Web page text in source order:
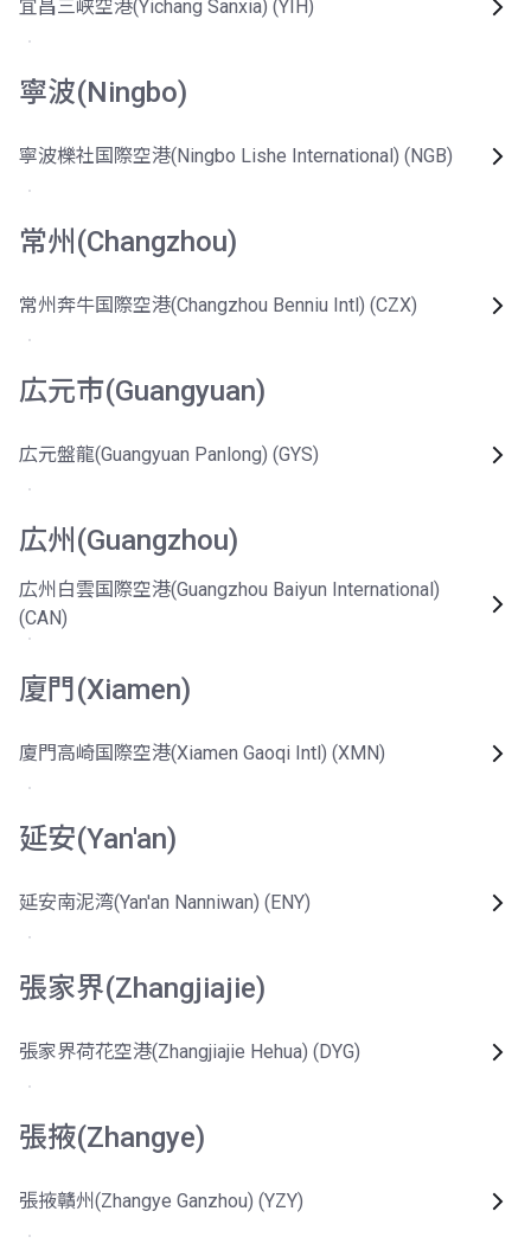
宜昌三峡空港(Yichang Sanxia) (YIH)
寧波(Ningbo)
寧波櫟社国際空港(Ningbo Lishe International) (NGB)
常州(Changzhou)
常州奔牛国際空港(Changzhou Benniu Intl) (CZX)
広元市(Guangyuan)
広元盤龍(Guangyuan Panlong) (GYS)
広州(Guangzhou)
広州白雲国際空港(Guangzhou Baiyun International)
(CAN)
廈門(Xiamen)
廈門高崎国際空港(Xiamen Gaoqi Intl) (XMN)
延安(Yan'an)
延安南泥湾(Yan'an Nanniwan) (ENY)
張家界(Zhangjiajie)
張家界荷花空港(Zhangjiajie Hehua) (DYG)
張掖(Zhangye)
張掖贛州(Zhangye Ganzhou) (YZY)